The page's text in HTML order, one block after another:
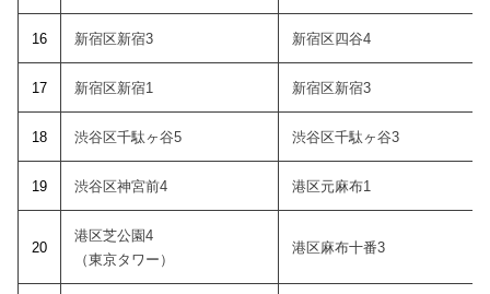
16 新宿区新宿3 新宿区四谷4
17 新宿区新宿1 新宿区新宿3
18 渋谷区千駄ヶ谷5 渋谷区千駄ヶ谷3
19 渋谷区神宮前4 港区元麻布1
20
港区芝公園4
（東京タワー）
港区麻布十番3